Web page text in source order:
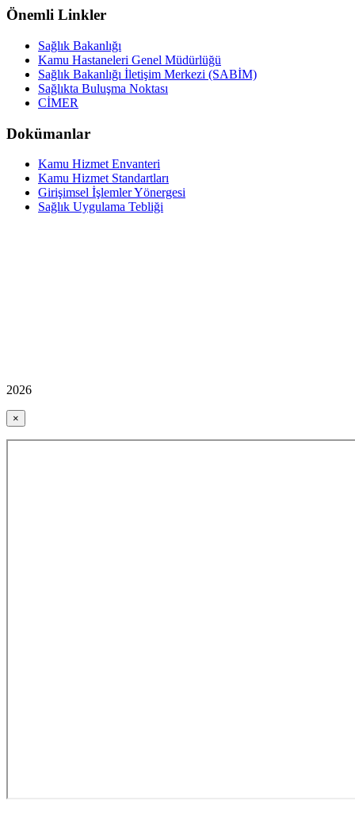
Önemli Linkler
Sağlık Bakanlığı
Kamu Hastaneleri Genel Müdürlüğü
Sağlık Bakanlığı İletişim Merkezi (SABİM)
Sağlıkta Buluşma Noktası
CİMER
Dokümanlar
Kamu Hizmet Envanteri
Kamu Hizmet Standartları
Girişimsel İşlemler Yönergesi
Sağlık Uygulama Tebliği
2026
×